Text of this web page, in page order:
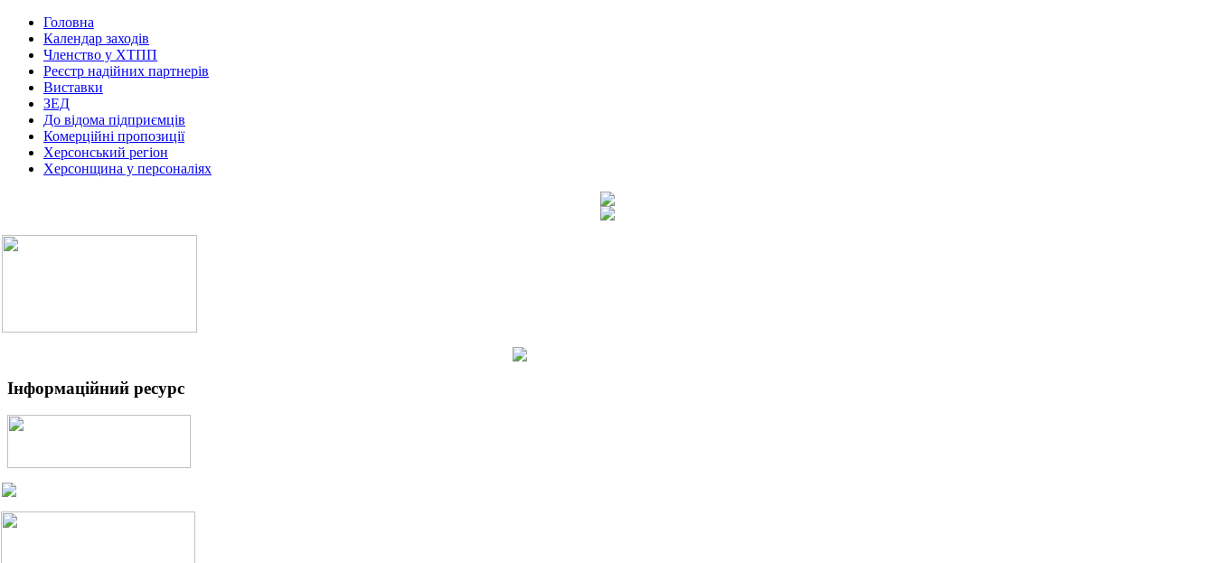
Головна
Календар заходів
Членство у ХТПП
Реєстр надійних партнерів
Виставки
ЗЕД
До відома підприємців
Комерційні пропозиції
Херсонський регіон
Херсонщина у персоналіях
Інформаційний ресурс